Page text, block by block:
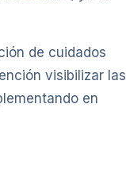
de cuidados
visibilizar las
en